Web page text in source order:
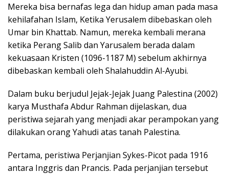
Mereka bisa bernafas lega dan hidup aman pada masa
kehilafahan Islam, Ketika Yerusalem dibebaskan oleh
Umar bin Khattab. Namun, mereka kembali merana
ketika Perang Salib dan Yarusalem berada dalam
kekuasaan Kristen (1096-1187 M) sebelum akhirnya
dibebaskan kembali oleh Shalahuddin Al-Ayubi.
Dalam buku berjudul Jejak-Jejak Juang Palestina (2002)
karya Musthafa Abdur Rahman dijelaskan, dua
peristiwa sejarah yang menjadi akar perampokan yang
dilakukan orang Yahudi atas tanah Palestina.
Pertama, peristiwa Perjanjian Sykes-Picot pada 1916
antara Inggris dan Prancis. Pada perjanjian tersebut